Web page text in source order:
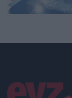
Linkuri utile